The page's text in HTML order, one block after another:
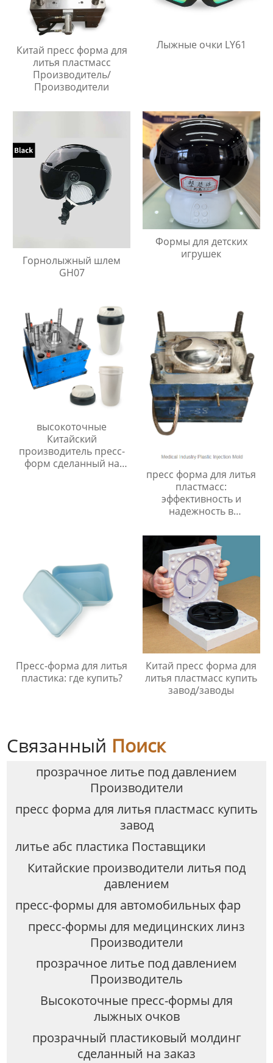
Китай пресс форма для
литья пластмасс
Производитель/
Производители
Лыжные очки LY61
Горнолыжный шлем
GH07
Формы для детских
игрушек
высокоточные
Китайский
производитель пресс-
форм сделанный на
пресс форма для литья
пластмасс:
эффективность и
надежность в
Пресс-форма для литья
пластика: где купить?
Китай пресс форма для
литья пластмасс купить
завод/заводы
Связанный Поиск
прозрачное литье под давлением
Производители
пресс форма для литья пластмасс купить
завод
литье абс пластика Поставщики
Китайские производители литья под
давлением
пресс-формы для автомобильных фар
пресс-формы для медицинских линз
Производители
прозрачное литье под давлением
Производитель
Высокоточные пресс-формы для
лыжных очков
прозрачный пластиковый молдинг
сделанный на заказ